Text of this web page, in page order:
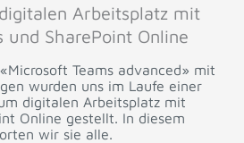
Arbeitsplatz mit
und SharePoint Online
Teams advanced» mit
wurden uns im Laufe einer
digitalen Arbeitsplatz mit
Online gestellt. In diesem
wir sie alle.